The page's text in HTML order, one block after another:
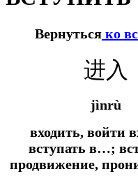
Вернуться ко
进入
jìnrù
входить, войти
вступать в…;
продвижение,